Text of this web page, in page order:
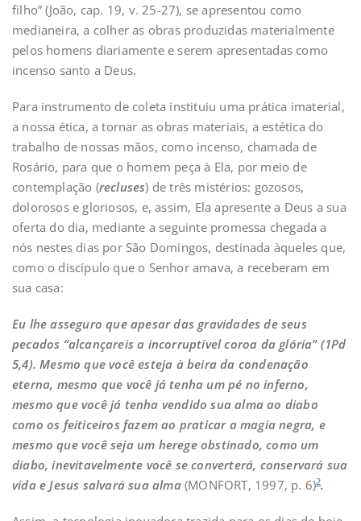
filho” (João, cap. 19, v. 25-27), se apresentou como
medianeira, a colher as obras produzidas materialmente
pelos homens diariamente e serem apresentadas como
incenso santo a Deus.
Para instrumento de coleta instituiu uma prática imaterial,
a nossa ética, a tornar as obras materiais, a estética do
trabalho de nossas mãos, como incenso, chamada de
Rosário, para que o homem peça à Ela, por meio de
contemplação (recluses) de três mistérios: gozosos,
dolorosos e gloriosos, e, assim, Ela apresente a Deus a sua
oferta do dia, mediante a seguinte promessa chegada a
nós nestes dias por São Domingos, destinada àqueles que,
como o discípulo que o Senhor amava, a receberam em
sua casa:
Eu lhe asseguro que apesar das gravidades de seus
pecados “alcançareis a incorruptível coroa da glória” (1Pd
5,4). Mesmo que você esteja à beira da condenação
eterna, mesmo que você já tenha um pé no inferno,
mesmo que você já tenha vendido sua alma ao diabo
como os feiticeiros fazem ao praticar a magia negra, e
mesmo que você seja um herege obstinado, como um
diabo, inevitavelmente você se converterá, conservará sua
vida e Jesus salvará sua alma (MONFORT, 1997, p. 6)2.